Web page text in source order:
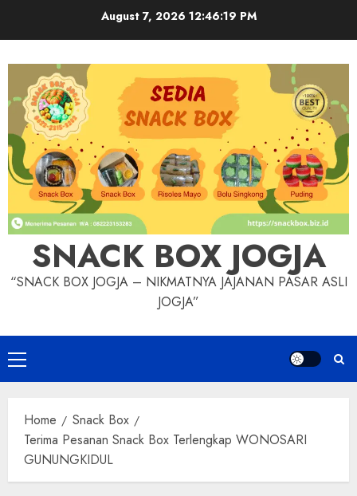
August 7, 2026 12:46:20 PM
SNACK BOX JOGJA
“SNACK BOX JOGJA – NIKMATNYA JAJANAN PASAR ASLI
JOGJA”
Primary
Menu
Home
Snack Box
Terima Pesanan Snack Box Terlengkap WONOSARI
GUNUNGKIDUL